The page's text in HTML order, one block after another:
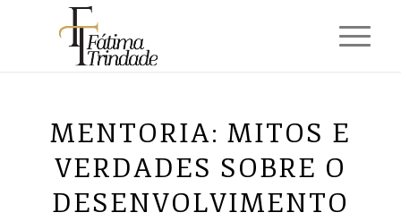
MENTORIA: MITOS E
VERDADES SOBRE O
DESENVOLVIMENTO